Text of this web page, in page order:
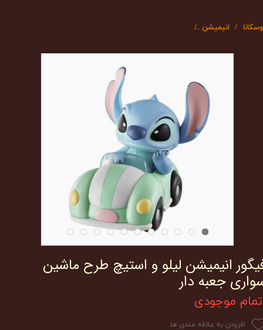
انیمیشن
انیمیشن لیلو و استیچ طرح ماشین
جعبه دار
موجودی
افزودن به علاقه مندی ها